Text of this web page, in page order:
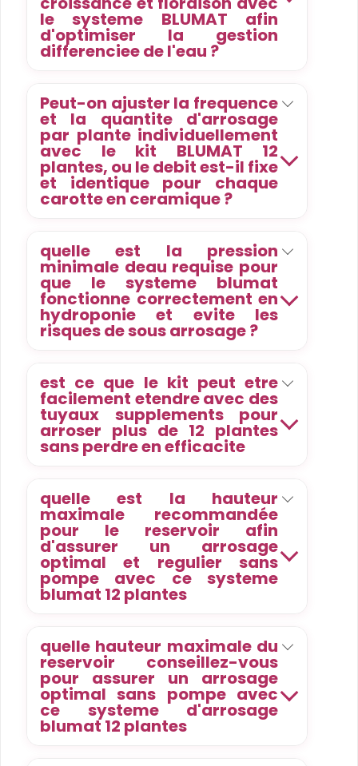
le systeme BLUMAT afin
d'optimiser la gestion
differenciee de l'eau ?
Peut-on ajuster la frequence
et la quantite d'arrosage
par plante individuellement
avec le kit BLUMAT 12
plantes, ou le debit est-il fixe
et identique pour chaque
carotte en ceramique ?
quelle est la pression
minimale deau requise pour
que le systeme blumat
fonctionne correctement en
hydroponie et evite les
risques de sous arrosage ?
est ce que le kit peut etre
facilement etendre avec des
tuyaux supplements pour
arroser plus de 12 plantes
sans perdre en efficacite
quelle est la hauteur
maximale recommandée
pour le reservoir afin
d'assurer un arrosage
optimal et regulier sans
pompe avec ce systeme
blumat 12 plantes
quelle hauteur maximale du
reservoir conseillez-vous
pour assurer un arrosage
optimal sans pompe avec
ce systeme d'arrosage
blumat 12 plantes